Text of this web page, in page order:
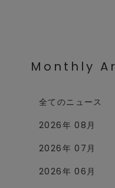
Monthly
全てのニュース
2026年 08月
2026年 07月
2026年 06月